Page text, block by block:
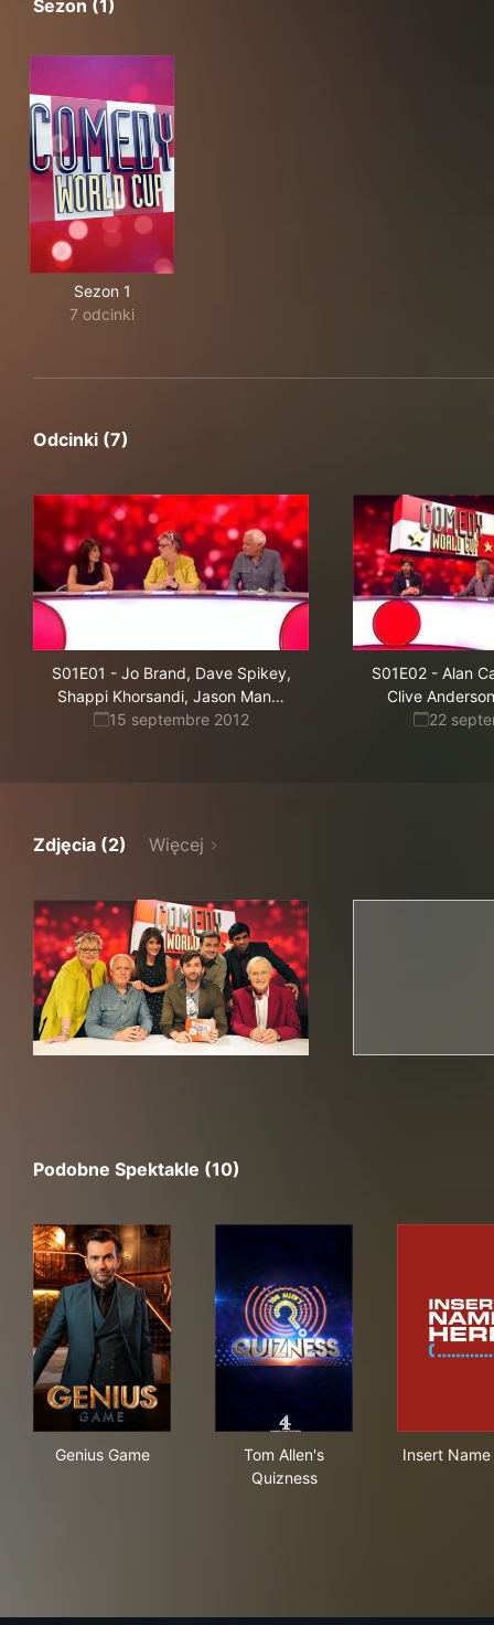
Sezon (1)
Sezon 1
7 odcinki
Odcinki (7)
S01E01 - Jo Brand, Dave Spikey,
Shappi Khorsandi, Jason Man…
15 septembre 2012
S01E02- Alan
Clive
22
Zdjęcia (2) Więcej
Podobne Spektakle (10)
Genius Game
Tom Allen's
Quizness
Insert Name